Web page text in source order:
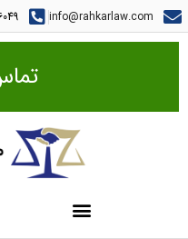
info@rahkarlaw.com